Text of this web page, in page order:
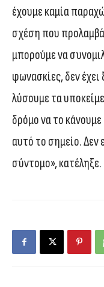
έχουμε καμία
σχέση που
μπορούμε να
φωνασκίες, δεν
λύσουμε τα
δρόμο να το
αυτό το σημείο. Δεν
σύντομο», κατέληξε.